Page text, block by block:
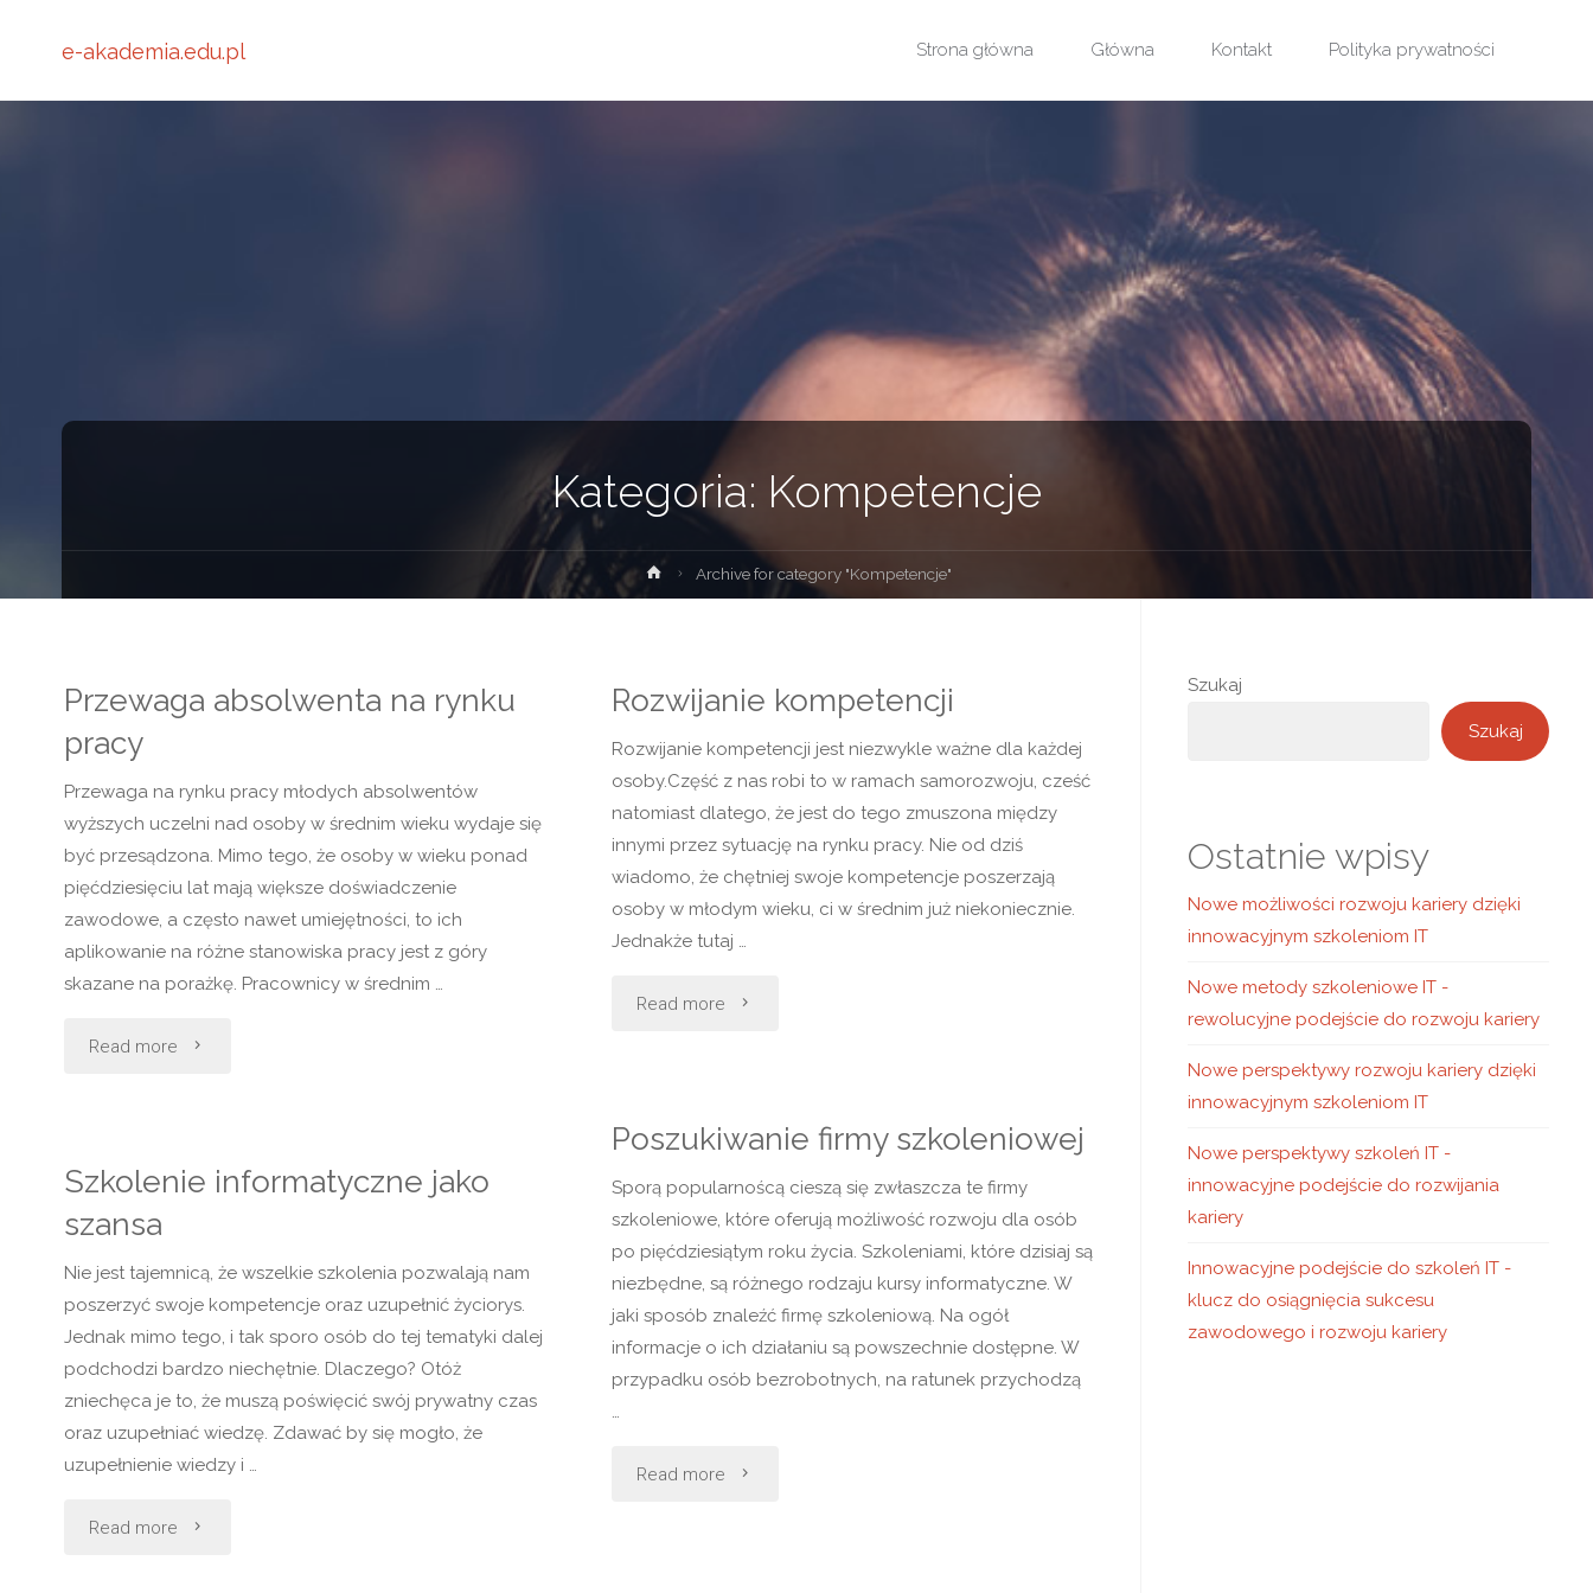
e-akademia.edu.pl Strona główna Główna Kontakt Polityka prywatności
Kategoria: Kompetencje
Strona
główna
Archive for category "Kompetencje"
Przewaga absolwenta na rynku
pracy
Przewaga na rynku pracy młodych absolwentów
wyższych uczelni nad osoby w średnim wieku wydaje się
być przesądzona. Mimo tego, że osoby w wieku ponad
pięćdziesięciu lat mają większe doświadczenie
zawodowe, a często nawet umiejętności, to ich
aplikowanie na różne stanowiska pracy jest z góry
skazane na porażkę. Pracownicy w średnim …
Read more "Przewaga
Rozwijanie kompetencji
Rozwijanie kompetencji jest niezwykle ważne dla każdej
osoby.Część z nas robi to w ramach samorozwoju, cześć
natomiast dlatego, że jest do tego zmuszona między
innymi przez sytuację na rynku pracy. Nie od dziś
wiadomo, że chętniej swoje kompetencje poszerzają
osoby w młodym wieku, ci w średnim już niekoniecznie.
Jednakże tutaj …
Read more "Rozwijanie
Poszukiwanie firmy szkoleniowej
Sporą popularnoścą cieszą się zwłaszcza te firmy
szkoleniowe, które oferują możliwość rozwoju dla osób
po pięćdziesiątym roku życia. Szkoleniami, które dzisiaj są
niezbędne, są różnego rodzaju kursy informatyczne. W
jaki sposób znaleźć firmę szkoleniową. Na ogół
informacje o ich działaniu są powszechnie dostępne. W
przypadku osób bezrobotnych, na ratunek przychodzą
…
Read more "Poszukiwanie
Szkolenie informatyczne jako
szansa
Nie jest tajemnicą, że wszelkie szkolenia pozwalają nam
poszerzyć swoje kompetencje oraz uzupełnić życiorys.
Jednak mimo tego, i tak sporo osób do tej tematyki dalej
podchodzi bardzo niechętnie. Dlaczego? Otóż
zniechęca je to, że muszą poświęcić swój prywatny czas
oraz uzupełniać wiedzę. Zdawać by się mogło, że
uzupełnienie wiedzy i …
Read more "Szkolenie
Szukaj
Szukaj
Ostatnie wpisy
Nowe możliwości rozwoju kariery dzięki
innowacyjnym szkoleniom IT
Nowe metody szkoleniowe IT -
rewolucyjne podejście do rozwoju kariery
Nowe perspektywy rozwoju kariery dzięki
innowacyjnym szkoleniom IT
Nowe perspektywy szkoleń IT -
innowacyjne podejście do rozwijania
kariery
Innowacyjne podejście do szkoleń IT -
klucz do osiągnięcia sukcesu
zawodowego i rozwoju kariery